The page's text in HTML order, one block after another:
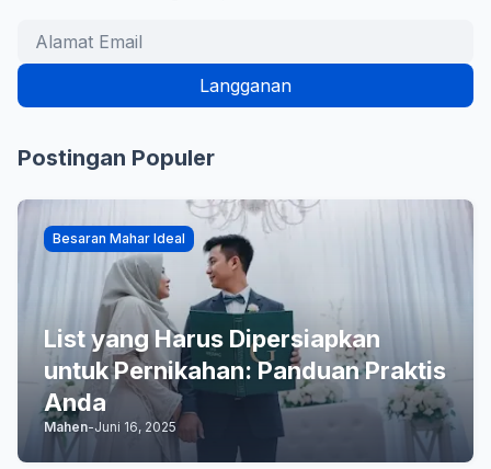
Postingan Populer
Besaran Mahar Ideal
List yang Harus Dipersiapkan
untuk Pernikahan: Panduan Praktis
Anda
Mahen-Juni 16, 2025